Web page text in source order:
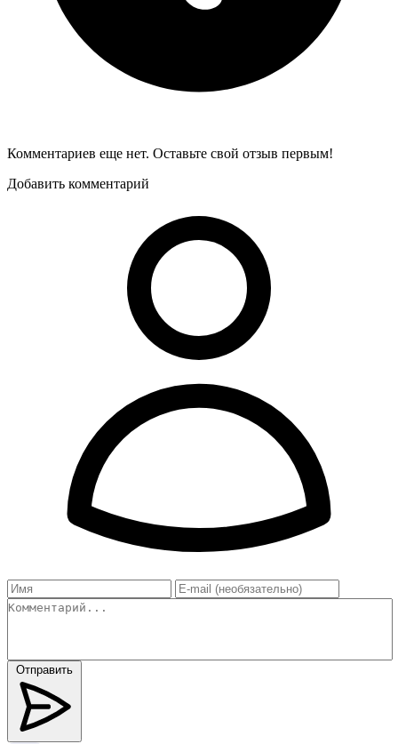
Комментариев еще нет. Оставьте свой отзыв первым!
Добавить комментарий
Отправить